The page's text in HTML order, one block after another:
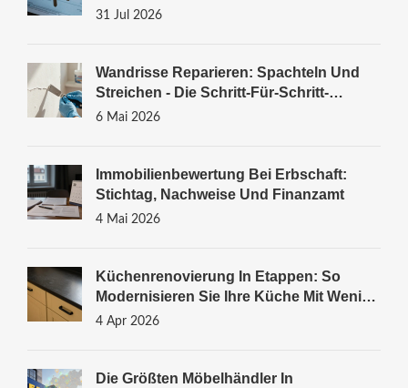
31 Jul 2026
Wandrisse Reparieren: Spachteln Und
Streichen - Die Schritt-Für-Schritt-
Anleitung
6 Mai 2026
Immobilienbewertung Bei Erbschaft:
Stichtag, Nachweise Und Finanzamt
4 Mai 2026
Küchenrenovierung In Etappen: So
Modernisieren Sie Ihre Küche Mit Wenig
Budget
4 Apr 2026
Die Größten Möbelhändler In